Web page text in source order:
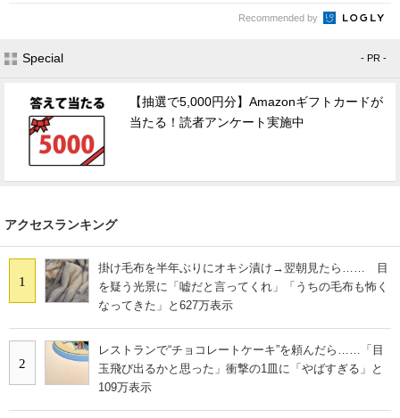
Recommended by
Special - PR -
【抽選で5,000円分】Amazonギフトカードが
当たる！読者アンケート実施中
アクセスランキング
1
掛け毛布を半年ぶりにオキシ漬け→翌朝見たら…… 目
を疑う光景に「嘘だと言ってくれ」「うちの毛布も怖く
なってきた」と627万表示
2
レストランで“チョコレートケーキ”を頼んだら……「目
玉飛び出るかと思った」衝撃の1皿に「やばすぎる」と
109万表示